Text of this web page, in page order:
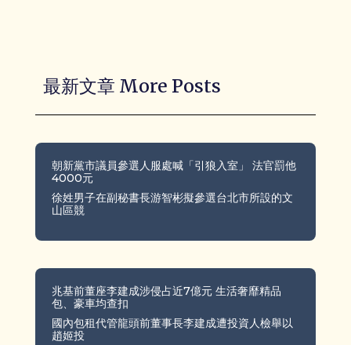
最新文章 More Posts
朝新黨市議員參選人服處喊「引狼入室」 法官罰他
4000元
徐姓男子在副秘書長游智彬擬參選台北市所設的文
山區競
兆基前董座李建成涉侵占近7億元 生活奢靡精品
包、豪車均查扣
國內包租代管龍頭前董事長李建成遭投資人檢舉以
趙姬投